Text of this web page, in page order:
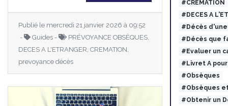
Publié le mercredi 21 janvier 2026 à 09:52
-
Guides -
PRÉVOYANCE OBSÈQUES,
DECES A L'ETRANGER, CREMATION,
prevoyance décès
#CREMATION
#DECES A
#Décès
#Décès que
#Evaluer un
#Livret A
#Obsèques
#Obsèques
#Obtenir un